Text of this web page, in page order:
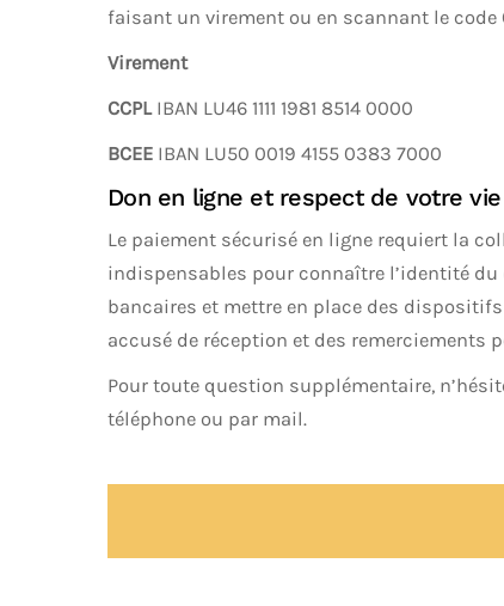
faisant un virement ou en scannant le code
Virement
CCPL IBAN LU46 1111 1981 8514 0000
BCEE IBAN LU50 0019 4155 0383 7000
Don en ligne et respect de votre
Le paiement sécurisé en ligne requiert la
indispensables pour connaître l’identité du
bancaires et mettre en place des
accusé de réception et des remerciements
Pour toute question supplémentaire,
téléphone ou par mail.